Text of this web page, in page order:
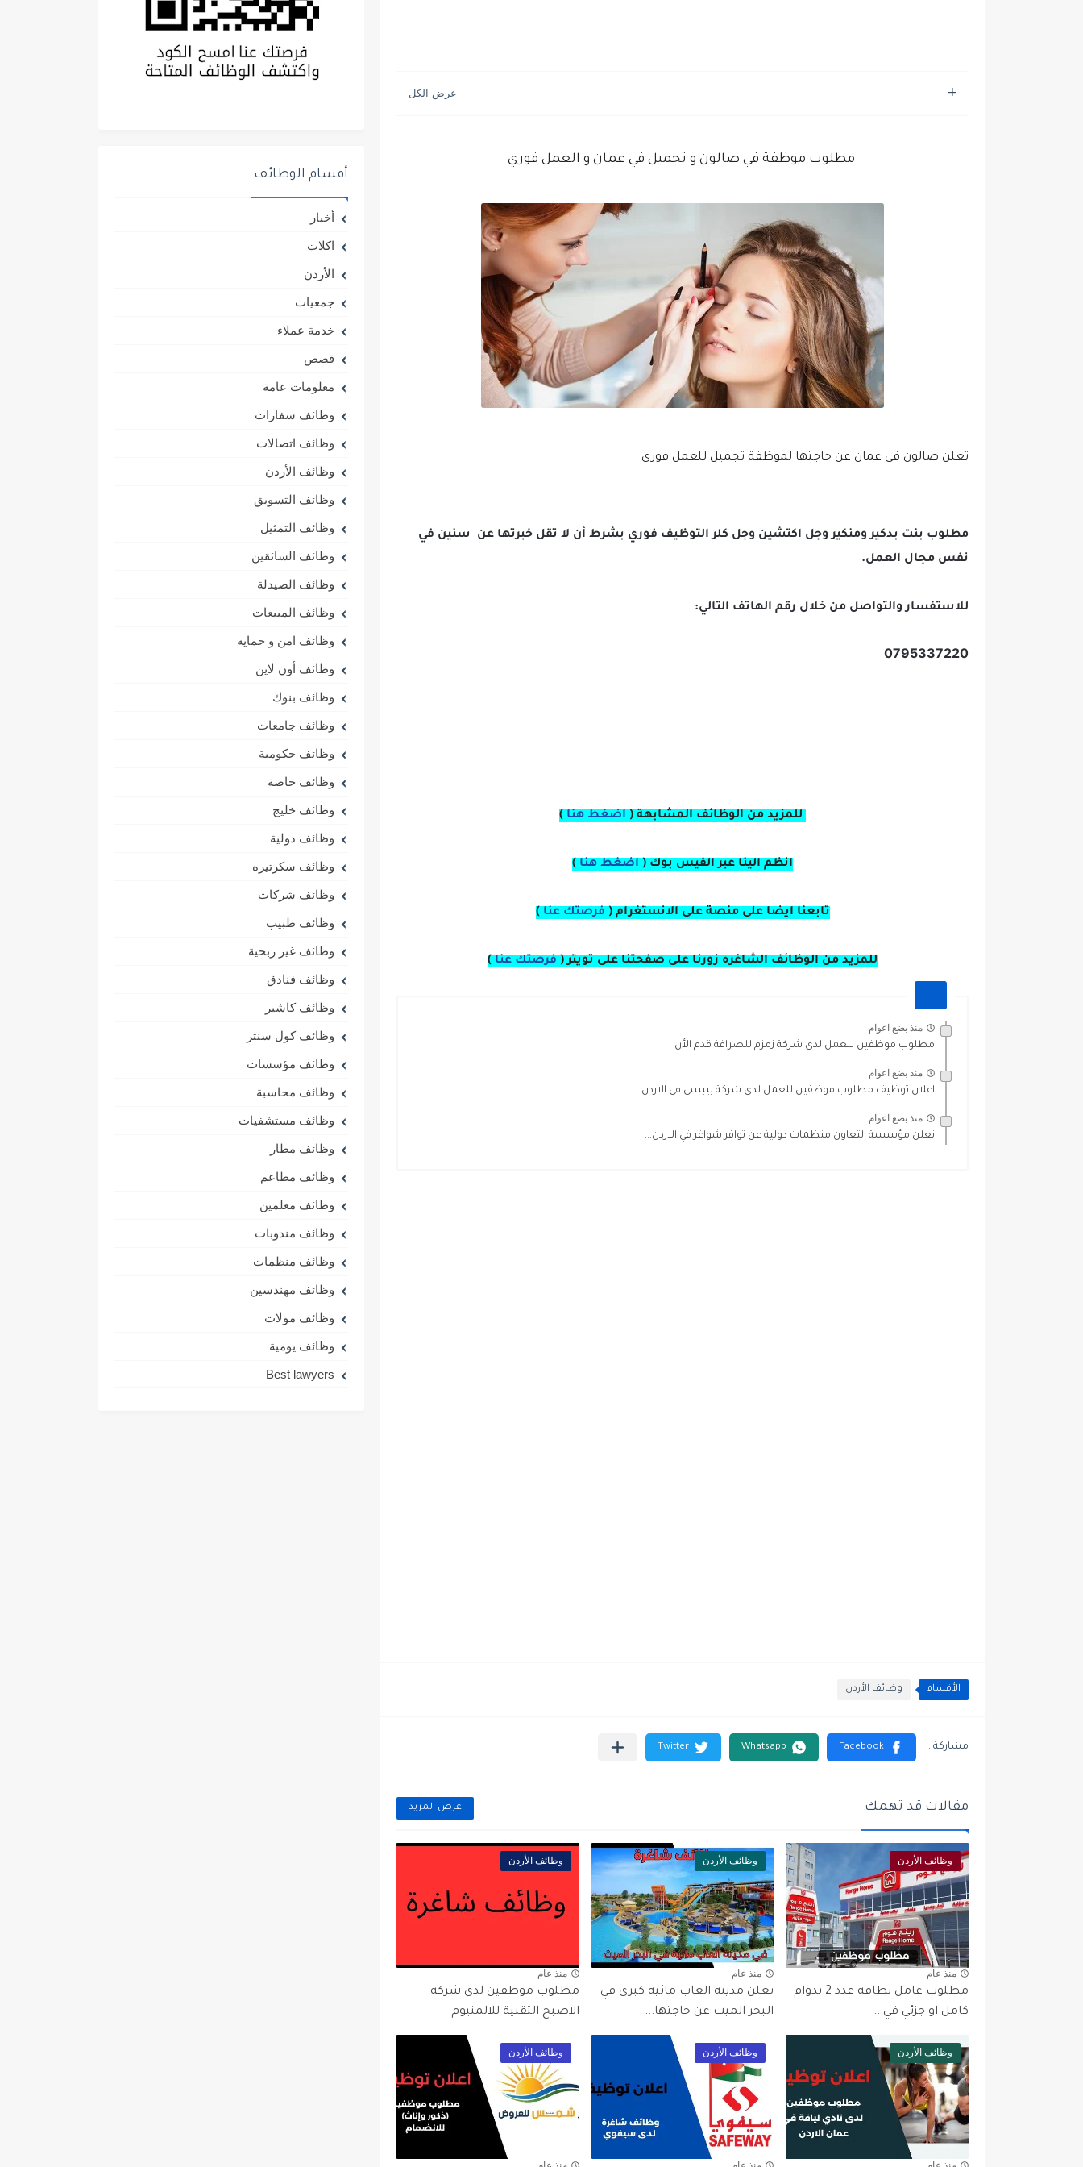
مطلوب موظفة في صالون و تجميل في عمان و العمل فوري
تعلن صالون في عمان عن حاجتها لموظفة تجميل للعمل فوري
مطلوب بنت بدكير ومنكير وجل اكتشين وجل كلر التوظيف فوري بشرط أن لا تقل خبرتها عن سنين في
نفس مجال العمل.
للاستفسار والتواصل من خلال رقم الهاتف التالي:
0795337220
للمزيد من الوظائف المشابهة ( اضغط هنا )
انظم الينا عبر الفيس بوك ( اضغط هنا )
تابعنا ايضا على منصة على الانستغرام ( فرصتك عنا )
للمزيد من الوظائف الشاغره زورنا على صفحتنا على تويتر( فرصتك عنا )
منذ بضع اعوام
مطلوب موظفين للعمل لدى شركة زمزم للصرافة قدم الأن
منذ بضع اعوام
اعلان توظيف مطلوب موظفين للعمل لدى شركة بيبسي في الاردن
منذ بضع اعوام
تعلن مؤسسة التعاون منظمات دولية عن توافر شواغر في الاردن...
الأقسام وظائف الأردن
مقالات قد تهمك عرض المزيد
وظائف الأردن
منذ عام
مطلوب عامل نظافة عدد 2 بدوام
كامل او جزئي في...
وظائف الأردن
منذ عام
تعلن مدينة العاب مائية كبرى في
البحر الميت عن حاجتها...
وظائف الأردن
منذ عام
مطلوب موظفين لدى شركة
الاصبح التقنية للالمنيوم
وظائف الأردن وظائف الأردن وظائف الأردن
أقسام الوظائف
أخبار
اكلات
الأردن
جمعيات
خدمة عملاء
قصص
معلومات عامة
وظائف سفارات
وظائف اتصالات
وظائف الأردن
وظائف التسويق
وظائف التمثيل
وظائف السائقين
وظائف الصيدلة
وظائف المبيعات
وظائف امن و حمايه
وظائف أون لاين
وظائف بنوك
وظائف جامعات
وظائف حكومية
وظائف خاصة
وظائف خليج
وظائف دولية
وظائف سكرتيره
وظائف شركات
وظائف طبيب
وظائف غير ربحية
وظائف فنادق
وظائف كاشير
وظائف كول سنتر
وظائف مؤسسات
وظائف محاسبة
وظائف مستشفيات
وظائف مطار
وظائف مطاعم
وظائف معلمين
وظائف مندوبات
وظائف منظمات
وظائف مهندسين
وظائف مولات
وظائف يومية
Best lawyers